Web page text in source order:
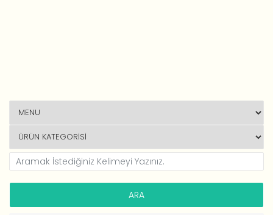
Yeni Müşteri ? HESAP OLUŞTUR